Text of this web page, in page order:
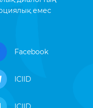
емес
Facebook
ICIID